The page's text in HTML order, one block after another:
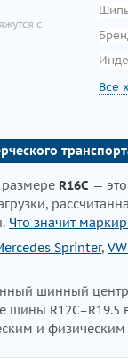
с
Все
размере R16C —
Что значит
Sprinter,
шинный центр
шины
и